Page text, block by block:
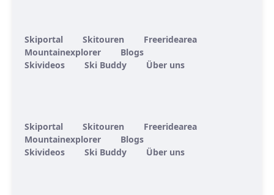
Skiportal Skitouren
Freeridearea
Mountainexplorer
Blogs
Skivideos
Ski Buddy Über uns
Skiportal Skitouren
Freeridearea
Mountainexplorer
Blogs
Skivideos
Ski Buddy Über uns